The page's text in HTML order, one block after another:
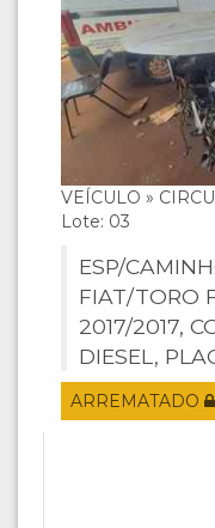
VEÍCULO »
Lote: 03
ESP/
FIAT/TORO
2017/2017,
DIESEL,
1149712527,
ARREMATADO